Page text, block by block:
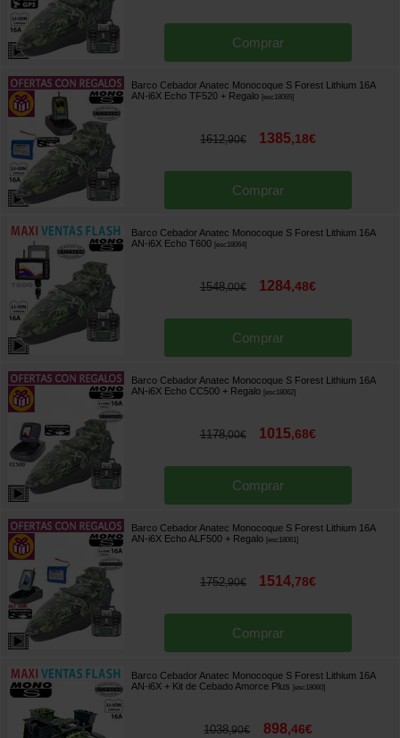
Comprar
Barco Cebador Anatec Monocoque S Forest Lithium 16A
AN-i6X Echo TF520 + Regalo [esc18065]
1612,90€ 1385,18€
Comprar
Barco Cebador Anatec Monocoque S Forest Lithium 16A
AN-i6X Echo T600 [esc18064]
1548,00€ 1284,48€
Comprar
Barco Cebador Anatec Monocoque S Forest Lithium 16A
AN-i6X Echo CC500 + Regalo [esc18062]
1178,00€ 1015,68€
Comprar
Barco Cebador Anatec Monocoque S Forest Lithium 16A
AN-i6X Echo ALF500 + Regalo [esc18061]
1752,90€ 1514,78€
Comprar
Barco Cebador Anatec Monocoque S Forest Lithium 16A
AN-i6X + Kit de Cebado Amorce Plus [esc18060]
1038,90€ 898,46€